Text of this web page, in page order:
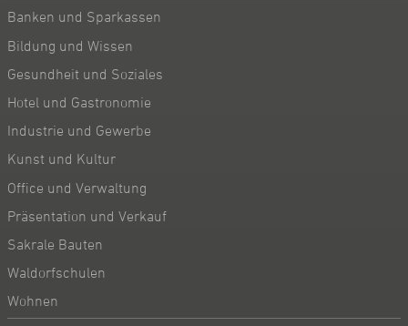
Banken und Sparkassen
Bildung und Wissen
Gesundheit und Soziales
Hotel und Gastronomie
Industrie und Gewerbe
Kunst und Kultur
Office und Verwaltung
Präsentation und Verkauf
Sakrale Bauten
Waldorfschulen
Wohnen